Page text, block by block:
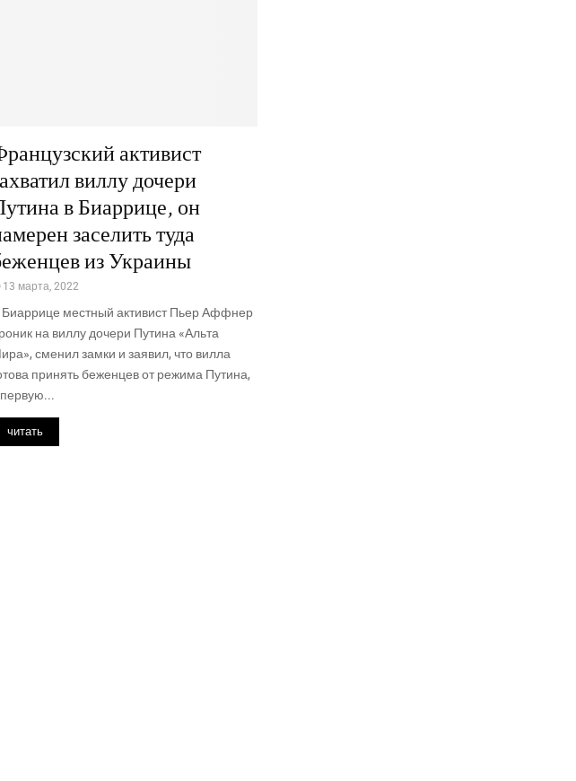
активист
виллу дочери
в Биаррице, он
заселить туда
из Украины
13 марта, 2022
Биар­ри­це мест­ный акти­вист Пьер Афф­нер
на вил­лу доче­ри Пути­на «Аль­та
сме­нил зам­ки и заявил, что вил­ла
при­нять бежен­цев от режи­ма Пути­на,
читать